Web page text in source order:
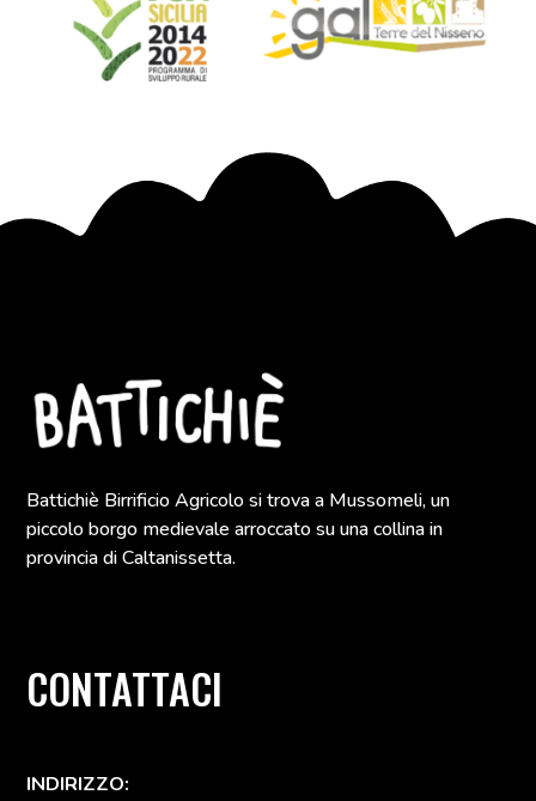
Battichiè Birrificio Agricolo si trova a Mussomeli, un
piccolo borgo medievale arroccato su una collina in
provincia di Caltanissetta.
CONTATTACI
INDIRIZZO: